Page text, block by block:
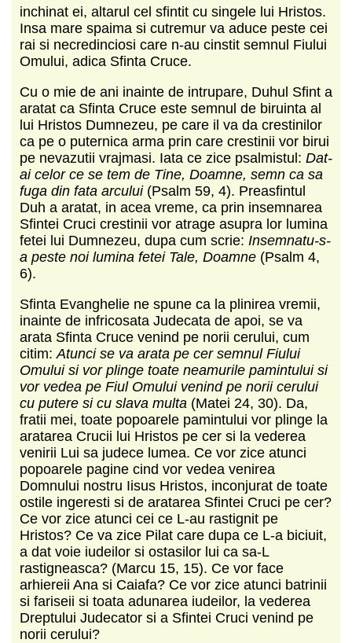
inchinat ei, altarul cel sfintit cu singele lui Hristos.
Insa mare spaima si cutremur va aduce peste cei
rai si necredinciosi care n-au cinstit semnul Fiului
Omului, adica Sfinta Cruce.
Cu o mie de ani inainte de intrupare, Duhul Sfint a
aratat ca Sfinta Cruce este semnul de biruinta al
lui Hristos Dumnezeu, pe care il va da crestinilor
ca pe o puternica arma prin care crestinii vor birui
pe nevazutii vrajmasi. Iata ce zice psalmistul: Dat-
ai celor ce se tem de Tine, Doamne, semn ca sa
fuga din fata arcului(Psalm 59, 4). Preasfintul
Duh a aratat, in acea vreme, ca prin insemnarea
Sfintei Cruci crestinii vor atrage asupra lor lumina
fetei lui Dumnezeu, dupa cum scrie: Insemnatu-s-
a peste noi lumina fetei Tale, Doamne (Psalm 4,
6).
Sfinta Evanghelie ne spune ca la plinirea vremii,
inainte de infricosata Judecata de apoi, se va
arata Sfinta Cruce venind pe norii cerului, cum
citim: Atunci se va arata pe cer semnul Fiului
Omului si vor plinge toate neamurile pamintului si
vor vedea pe Fiul Omului venind pe norii cerului
cu putere si cu slava multa (Matei 24, 30). Da,
fratii mei, toate popoarele pamintului vor plinge la
aratarea Crucii lui Hristos pe cer si la vederea
venirii Lui sa judece lumea. Ce vor zice atunci
popoarele pagine cind vor vedea venirea
Domnului nostru Iisus Hristos, inconjurat de toate
ostile ingeresti si de aratarea Sfintei Cruci pe cer?
Ce vor zice atunci cei ce L-au rastignit pe
Hristos? Ce va zice Pilat care dupa ce L-a biciuit,
a dat voie iudeilor si ostasilor lui ca sa-L
rastigneasca? (Marcu 15, 15). Ce vor face
arhiereii Ana si Caiafa? Ce vor zice atunci batrinii
si fariseii si toata adunarea iudeilor, la vederea
Dreptului Judecator si a Sfintei Cruci venind pe
norii cerului?